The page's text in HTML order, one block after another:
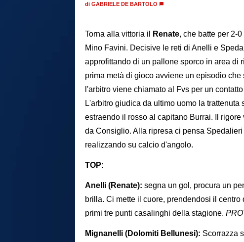
di GABRIELE DE BARTOLO
Torna alla vittoria il Renate, che batte per 2-0
Mino Favini. Decisive le reti di Anelli e
approfittando di un pallone sporco in area di
prima metà di gioco avviene un episodio
l'arbitro viene chiamato al Fvs per un
L'arbitro giudica da ultimo uomo la
estraendo il rosso al capitano Burrai. Il
da Consiglio. Alla ripresa ci pensa
realizzando su calcio d'angolo.
TOP:
Anelli (Renate): segna un gol, procura un
brilla. Ci mette il cuore, prendendosi il
primi tre punti casalinghi della stagione.
Mignanelli (Dolomiti Bellunesi): Scorrazza